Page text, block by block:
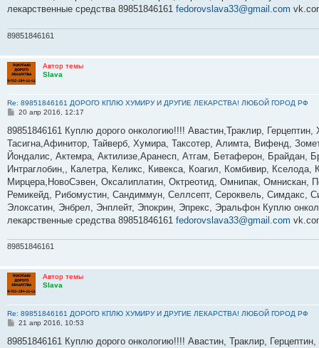
лекарственные средства 89851846161 fedorovslava33@gmail.com
89851846161
Автор темы
Slava
Re: 89851846161 ДОРОГО КПЛЮ ХУМИРУ И ДРУГИЕ ЛЕКАРСТВА! ЛЮБОЙ ГОРОД РФ
С
о
щ
е
и
е
20 апр 2016, 12:17
89851846161 Куплю дорого онкологию!!!! Авастин,Траклир,
Тасигна,Афинитор, Тайверб, Хумира, Таксотер, Алимта, Вифенд,
Йондалис, Актемра, Актилизе,Аранесп, Атгам, Бетаферон, Брайдан,
Интраглобин,, Калетра, Келикс, Кивекса, Коагил, Комбивир,
Мирцера,НовоСэвен, Оксалиплатин, Октреотид, Омнипак, Омнискан,
Ремикейд, Рибомустин, Сандиммун, Селлсепт, Сероквель, Симдакс,
Элоксатин, Энбрел, Энплейт, Эпокрин, Эпрекс, Эральфон Куплю
лекарственные средства 89851846161 fedorovslava33@gmail.com
89851846161
Автор темы
Slava
Re: 89851846161 ДОРОГО КПЛЮ ХУМИРУ И ДРУГИЕ ЛЕКАРСТВА! ЛЮБОЙ ГОРОД РФ
С
о
21 апр 2016, 10:53
89851846161 Куплю дорого онкологию!!!! Авастин, Траклир,